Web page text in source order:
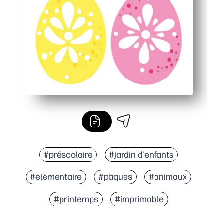
#préscolaire #jardin d'enfants
#élémentaire #pâques #animaux
#printemps #imprimable